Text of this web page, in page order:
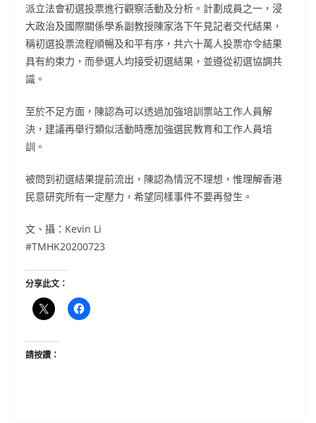
派立法會初選投票進行觀察活動及分析。計劃成員之一，浸
大政治及國際關係學系副教授陳家洛下午見記者交代結果，
稱初選投票流程順暢及和平有序，共六十萬人投票亦令結果
具有約束力，而參選人均接受初選結果，並遵從初選協調共
識。
至於不足方面，陳認為可以透過加強培訓票站工作人員解
決，建議再舉行類似活動時應加強選民教育和工作人員培
訓。
被問到初選結果提前流出，陳認為情況不理想，惟理解香港
民意研究所有一定壓力，希望同樣事件不要再發生。
文、攝：Kevin Li
#TMHK20200723
分享此文：
請按讚：